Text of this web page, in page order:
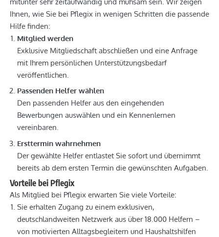
Ihnen, wie Sie bei Pflegix in wenigen Schritten die passende
Hilfe finden:
Mitglied werden
Exklusive Mitgliedschaft abschließen und eine Anfrage
mit Ihrem persönlichen Unterstützungsbedarf
veröffentlichen.
Passenden Helfer wählen
Den passenden Helfer aus den eingehenden
Bewerbungen auswählen und ein Kennenlernen
vereinbaren.
Ersttermin wahrnehmen
Der gewählte Helfer entlastet Sie sofort und übernimmt
bereits ab dem ersten Termin die gewünschten Aufgaben.
Vorteile bei Pflegix
Als Mitglied bei Pflegix erwarten Sie viele Vorteile:
Sie erhalten Zugang zu einem exklusiven,
deutschlandweiten Netzwerk aus über 18.000 Helfern –
von motivierten Alltagsbegleitern und Haushaltshilfen